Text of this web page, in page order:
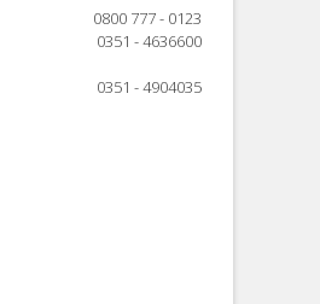
0800 777 - 0123
0351 - 4636600
0351 - 4904035